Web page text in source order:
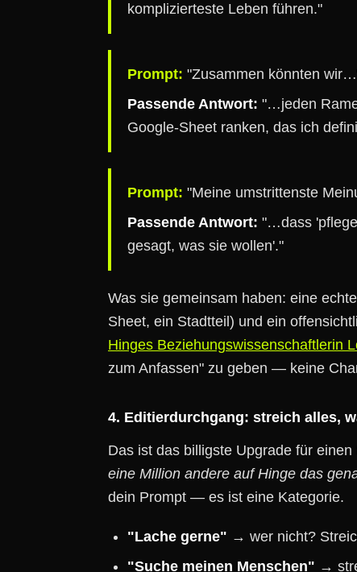
komplizierteste Leben führen."
Prompt: "Zusammen könnten
Passende Antwort: "…jeden
Google-Sheet ranken, das ich
Prompt: "Meine umstrittenste
Passende Antwort: "…dass
gesagt, was sie wollen'."
Was sie gemeinsam haben: eine
Sheet, ein Stadtteil) und ein
Hinges Beziehungswissenschaftlerin
zum Anfassen" zu geben — keine
4. Editierdurchgang: streich alles,
Das ist das billigste Upgrade für
eine Million andere auf Hinge das
dein Prompt — es ist eine Kategorie.
"Lache gerne" → wer nicht?
"Suche meinen Menschen" →